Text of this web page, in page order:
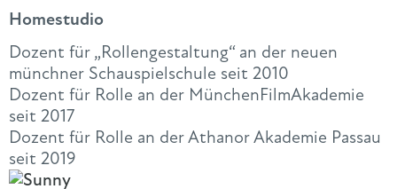
Homestudio
Dozent für „Rollengestaltung“ an der neuen
münchner Schauspielschule seit 2010
Dozent für Rolle an der MünchenFilmAkademie
seit 2017
Dozent für Rolle an der Athanor Akademie Passau
seit 2019